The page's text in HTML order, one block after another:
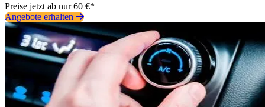
Preise jetzt ab nur 60 €*
Angebote erhalten